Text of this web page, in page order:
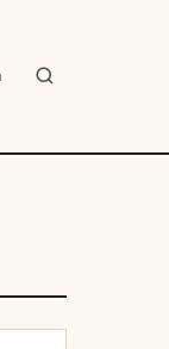
Suche